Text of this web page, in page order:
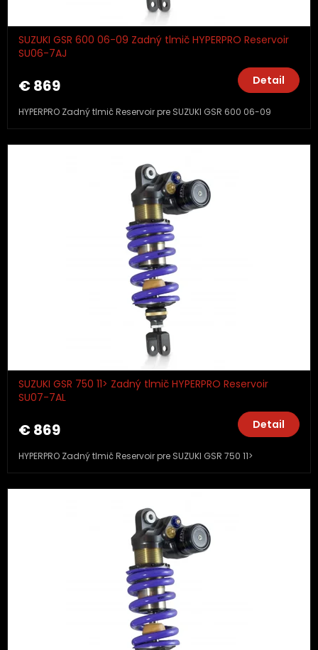
SUZUKI GSR 600 06-09 Zadný tlmič HYPERPRO Reservoir
SU06-7AJ
€ 869 Detail
HYPERPRO Zadný tlmič Reservoir pre SUZUKI GSR 600 06-09
SUZUKI GSR 750 11> Zadný tlmič HYPERPRO Reservoir
SU07-7AL
€ 869 Detail
HYPERPRO Zadný tlmič Reservoir pre SUZUKI GSR 750 11>